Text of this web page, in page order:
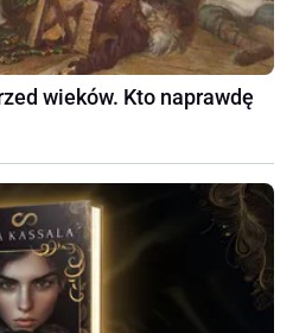
wieków. Kto naprawdę